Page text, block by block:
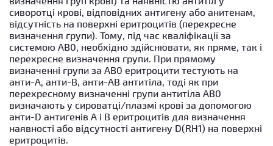
сиворотці крові, відповідних антигену або анитенам,
відсутність на поверхні еритроцитів (перехресне
визначення групи). Тому, під час кваліфікації за
системою АВ0, необхідно здійснювати, як пряме, так і
перехресне визначення групи. При прямому
визначенні групи за АВ0 еритроцити тестують на
анти-А, анти-В, анти-АВ антитіла, тоді як при
перехресному визначенні групи антитіла АВ0
визначають у сироватці/плазмі крові за допомогою
анти-D антигенів А і В еритроцитів для визначення
наявності або відсутності антигену D(RH1) на поверхні
еритроцитів.